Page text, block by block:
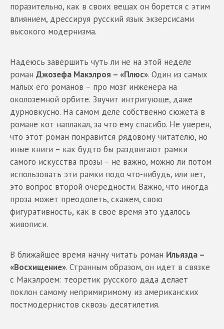
поразительно, как в своих вещах он борется с этим
влиянием, дрессируя русский язык экзерсисами
высокого модернизма.
Надеюсь завершить чуть ли не на этой неделе
роман Джозефа Макэлроя – «Плюс». Один из самых
малых его романов – про мозг инженера на
околоземной орбите. Звучит интригующе, даже
дурновкусно. На самом деле собственно сюжета в
романе кот наплакал, за что ему спасибо. Не уверен,
что этот роман понравится рядовому читателю, но
иные книги – как будто бы раздвигают рамки
самого искусства прозы – не важно, можно ли потом
использовать эти рамки подо что-нибудь, или нет,
это вопрос второй очередности. Важно, что иногда
проза может преодолеть, скажем, свою
фигуративность, как в свое время это удалось
живописи.
В ближайшее время начну читать роман Ильязда –
«Восхищение». Странным образом, он идет в связке
с Макэлроем: теоретик русского дада делает
поклон самому непримиримому из американских
постмодернистов сквозь десятилетия.